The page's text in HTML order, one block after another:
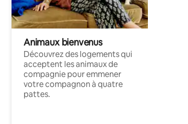
Animaux bienvenus
Découvrez des logements qui
acceptent les animaux de
compagnie pour emmener
votre compagnon à quatre
pattes.